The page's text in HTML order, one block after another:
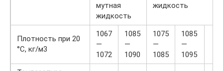
мутная
жидкость
жидкость
Плотность при 20
°С, кг/м3
1067
—
1072
1085
—
1090
1075
—
1085
1085
—
1095